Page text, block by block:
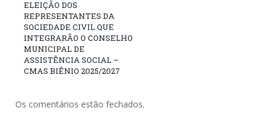
ELEIÇÃO DOS
REPRESENTANTES DA
SOCIEDADE CIVIL QUE
INTEGRARÃO O CONSELHO
MUNICIPAL DE
ASSISTÊNCIA SOCIAL –
CMAS BIÊNIO 2025/2027
Os comentários estão fechados.